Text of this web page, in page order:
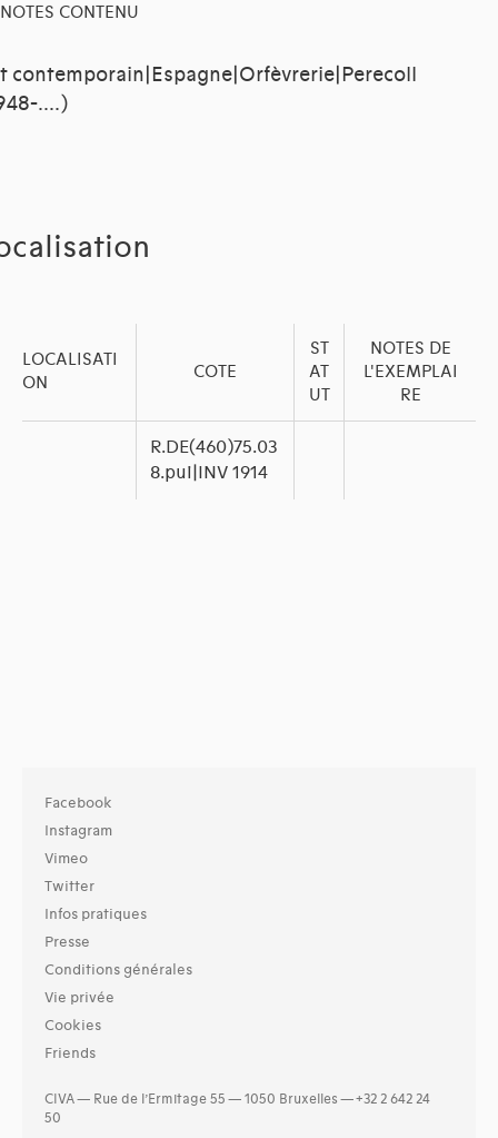
NOTES CONTENU
contemporain|Espagne|Orfèvrerie|Perecoll
....)
LOCALISATI
ON
COTE
ST
AT
UT
NOTES DE
L'EXEMPLAI
RE
R.DE(460)75.03
8.pui|INV 1914
Facebook
Instagram
Vimeo
Twitter
Infos pratiques
Presse
Conditions générales
Vie privée
Cookies
Friends
CIVA — Rue de l’Ermitage 55 — 1050 Bruxelles — +32 2 642 24
50